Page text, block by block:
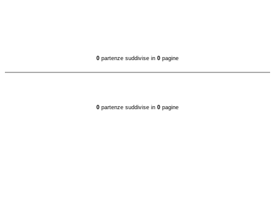
0 partenze suddivise in 0 pagine
0 partenze suddivise in 0 pagine